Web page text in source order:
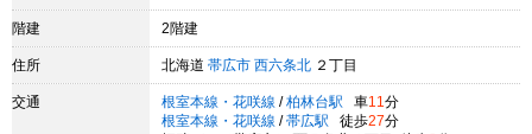
階建 2階建
住所 北海道 帯広市 西六条北 ２丁目
交通 根室本線・花咲線 / 柏林台駅 車11 分
根室本線・花咲線 / 帯広駅 徒歩27分